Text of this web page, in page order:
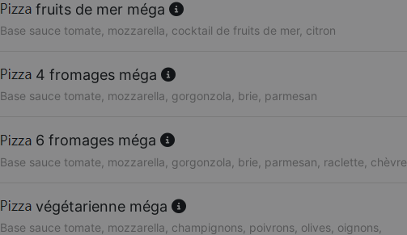
fruits de mer méga
Base sauce tomate, mozzarella, cocktail de fruits de mer, citron
4 fromages méga
Base sauce tomate, mozzarella, gorgonzola, brie, parmesan
6 fromages méga
Base sauce tomate, mozzarella, gorgonzola, brie, parmesan, raclette, chèvre
végétarienne méga
Base sauce tomate, mozzarella, champignons, poivrons, olives, oignons,